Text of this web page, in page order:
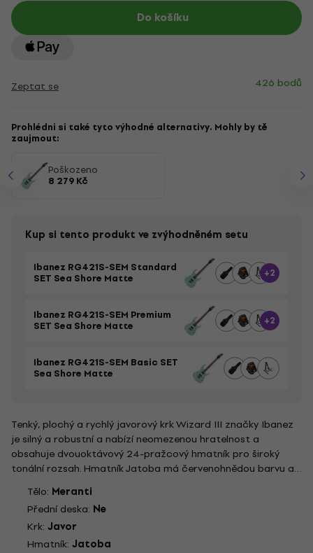
Do košíku
Zeptat se 426 bodů
Prohlédni si také tyto výhodné alternativy. Mohly by tě
zaujmout:
Poškozeno
8 279 Kč
Kup si tento produkt ve zvýhodněném setu
Ibanez RG421S-SEM Standard
SET Sea Shore Matte +2
Ibanez RG421S-SEM Premium
SET Sea Shore Matte +2
Ibanez RG421S-SEM Basic SET
Sea Shore Matte
Tenký, plochý a rychlý javorový krk Wizard III značky Ibanez
je silný a robustní a nabízí neomezenou hratelnost a
obsahuje dvouoktávový 24-pražcový hmatník pro široký
tonální rozsah. Hmatník Jatoba má červenohnědou barvu a
vytváří bohatý střední rozsah s ostrými výškami. Kobylka
F106 obohacuje sustain. Nastavení výšky strun lze provést
jednoduše...
Tělo: Meranti
Přední deska: Ne
Krk: Javor
Hmatník: Jatoba